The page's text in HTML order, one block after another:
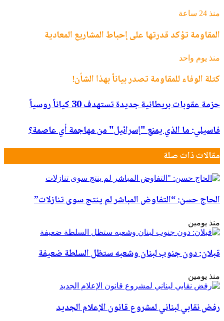
منذ 24 ساعة
المقاومة تؤكد قدرتها على إحباط المشاريع المعادية
منذ يوم واحد
كتلة الوفاء للمقاومة تصدر بياناً بهذا الشأن!
حزمة عقوبات بريطانية جديدة تستهدف 30 كياناً روسياً
فاسيلي: ما الذي يمنع "إسرائيل" من مهاجمة أي عاصمة؟
مقالات ذات صلة
الحاج حسن: “التفاوض المباشر لم ينتج سوى تنازلات”
منذ يومين
قبلان: دون جنوب لبنان وشعبه ستظل السلطة ضعيفة
منذ يومين
رفض نقابي لبناني لمشروع قانون الإعلام الجديد